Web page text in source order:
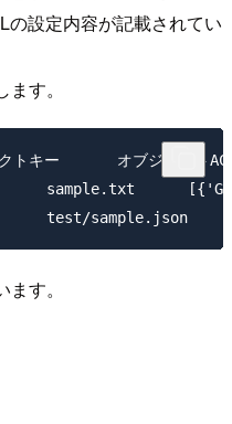
の設定内容が記載されてい
す。
す。